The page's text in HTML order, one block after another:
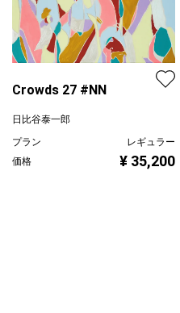
Crowds 27 #NN
日比谷泰一郎
プラン
レギュラー
価格
¥ 35,200